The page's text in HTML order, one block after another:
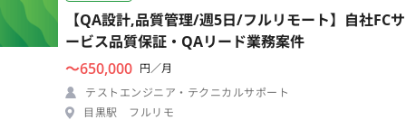
【QA設計,品質管理/週5日/フルリモート】自社FCサ
ービス品質保証・QAリード業務案件
〜650,000 円／月
テストエンジニア・テクニカルサポート
目黒駅 フルリモ